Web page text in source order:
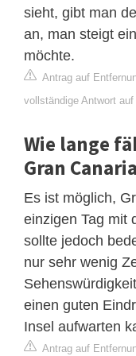
sieht, gibt man
an, man steigt
möchte.
Antrag auf
vollständige Antwort
Wie lange
Gran
Es ist möglich,
einzigen Tag mit
sollte jedoch
nur sehr wenig
einen guten
Insel aufwarten
Antrag auf